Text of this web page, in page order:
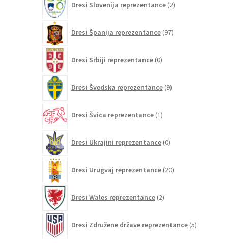
Dresi Slovenija reprezentance 2izdelka
Dresi Španija reprezentance 97izdelkov
Dresi Srbiji reprezentance 0izdelkov
Dresi Švedska reprezentance 9izdelkov
Dresi Švica reprezentance 1izdelek
Dresi Ukrajini reprezentance 0izdelkov
Dresi Urugvaj reprezentance 20izdelkov
Dresi Wales reprezentance 2izdelka
Dresi Združene države reprezentance 5izdelkov